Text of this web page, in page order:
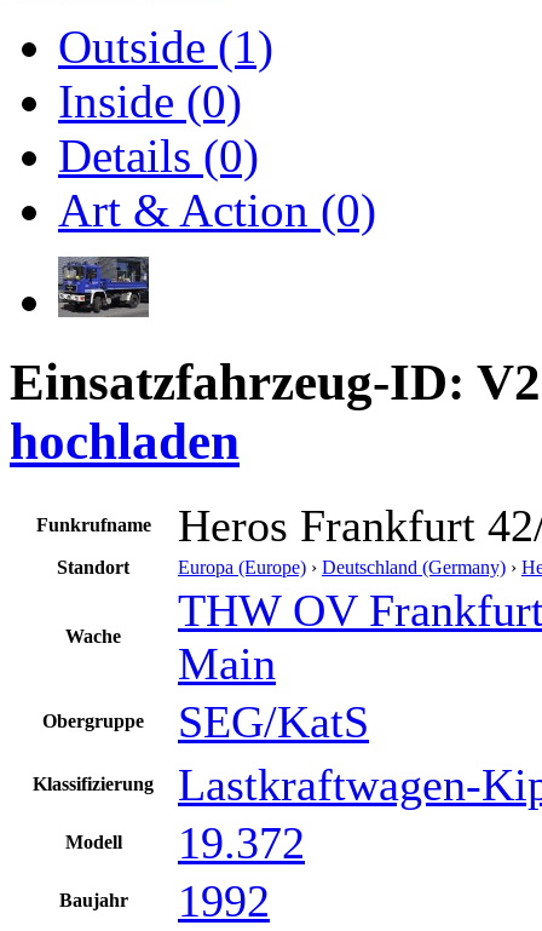
Outside (1)
Inside (0)
Details (0)
Art & Action (0)
Einsatzfahrzeug-ID:
hochladen
Funkrufname Heros Frankfurt
Standort Europa (Europe) › Deutschland (Germany) ›
Wache
THW OV
Main
Obergruppe SEG/KatS
Klassifizierung Lastkraftwagen-
Modell 19.372
Baujahr 1992